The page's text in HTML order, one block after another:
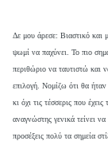
Δε μου άρεσε: Βιαστικό και
ψωμί να παχύνει. Το πιο
περιθώριο να ταυτιστώ και
επιλογή. Νομίζω ότι θα ήταν
κι όχι τις τέσσερις που
αναγνώστης γενικά τείνει
προσέξεις πολύ τα σημεία